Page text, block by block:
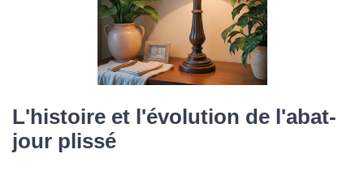
L'histoire et l'évolution de l'abat-
jour plissé